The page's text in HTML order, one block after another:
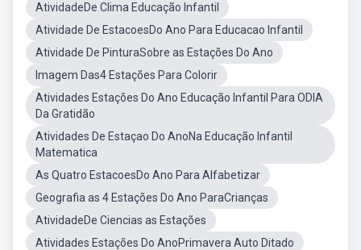
AtividadeDe Clima Educação Infantil
Atividade De EstacoesDo Ano Para Educacao Infantil
Atividade De PinturaSobre as Estações Do Ano
Imagem Das4 Estações Para Colorir
Atividades Estações Do Ano Educação Infantil Para ODIA
Da Gratidão
Atividades De Estaçao Do AnoNa Educação Infantil
Matematica
As Quatro EstacoesDo Ano Para Alfabetizar
Geografia as 4 Estações Do Ano ParaCrianças
AtividadeDe Ciencias as Estações
Atividades Estações Do AnoPrimavera Auto Ditado